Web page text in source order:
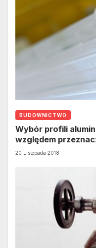
BUDOWNICTWO
Wybór profili
względem
20 Listopada 2018